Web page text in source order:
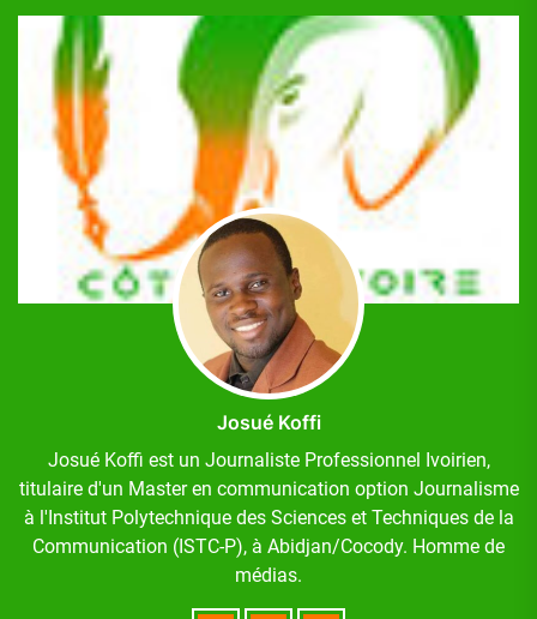
Josué Koffi
Josué Koffi est un Journaliste Professionnel Ivoirien,
titulaire d'un Master en communication option Journalisme
à l'Institut Polytechnique des Sciences et Techniques de la
Communication (ISTC-P), à Abidjan/Cocody. Homme de
médias.